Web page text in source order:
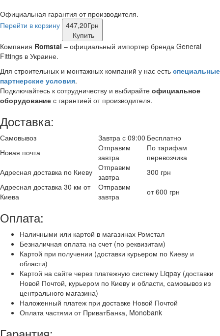
Официальная гарантия от производителя.
Перейти в корзину 447,20Грн
Купить
Компания Romstal – официальный импортер бренда General
Fittings в Украине.
Для строительных и монтажных компаний у нас есть специальные
партнерские условия.
Подключайтесь к сотрудничеству и выбирайте официальное
оборудование с гарантией от производителя.
Доставка:
Самовывоз Завтра с 09:00 Бесплатно
Новая почта
Отправим
завтра
По тарифам
перевозчика
Адресная доставка по Киеву Отправим
завтра
300 грн
Адресная доставка 30 км от
Киева
Отправим
завтра
от 600 грн
Оплата:
Наличными или картой в магазинах Ромстал
Безналичная оплата на счет (по реквизитам)
Картой при получении (доставки курьером по Киеву и
области)
Картой на сайте через платежную систему Liqpay (доставки
Новой Почтой, курьером по Киеву и области, самовывоз из
центрального магазина)
Наложенный платеж при доставке Новой Почтой
Оплата частями от ПриватБанка, Monobank